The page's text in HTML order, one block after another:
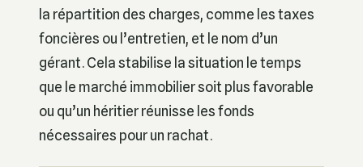
la répartition des charges, comme les taxes
foncières ou l’entretien, et le nom d’un
gérant. Cela stabilise la situation le temps
que le marché immobilier soit plus favorable
ou qu’un héritier réunisse les fonds
nécessaires pour un rachat.